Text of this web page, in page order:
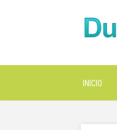
INICIO